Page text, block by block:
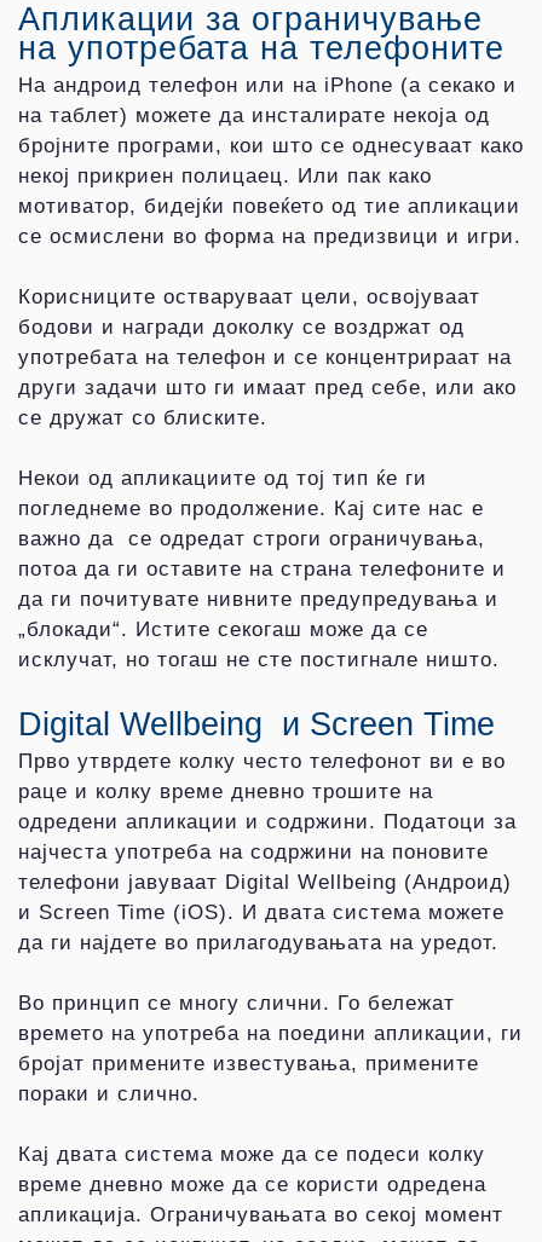
Апликации за ограничување
на употребата на телефоните
На андроид телефон или на iPhone (а секако и
на таблет) можете да инсталирате некоја од
бројните програми, кои што се однесуваат како
некој прикриен полицаец. Или пак како
мотиватор, бидејќи повеќето од тие апликации
се осмислени во форма на предизвици и игри.
Корисниците остваруваат цели, освојуваат
бодови и награди доколку се воздржат од
употребата на телефон и се концентрираат на
други задачи што ги имаат пред себе, или ако
се дружат со блиските.
Некои од апликациите од тој тип ќе ги
погледнеме во продолжение. Кај сите нас е
важно да се одредат строги ограничувања,
потоа да ги оставите на страна телефоните и
да ги почитувате нивните предупредувања и
„блокади“. Истите секогаш може да се
исклучат, но тогаш не сте постигнале ништо.
Digital Wellbeing и Screen Time
Прво утврдете колку често телефонот ви е во
раце и колку време дневно трошите на
одредени апликации и содржини. Податоци за
најчеста употреба на содржини на поновите
телефони јавуваат Digital Wellbeing (Андроид)
и Screen Time (iOS). И двата система можете
да ги најдете во прилагодувањата на уредот.
Во принцип се многу слични. Го бележат
времето на употреба на поедини апликации, ги
бројат примените известувања, примените
пораки и слично.
Кај двата система може да се подеси колку
време дневно може да се користи одредена
апликација. Ограничувањата во секој момент